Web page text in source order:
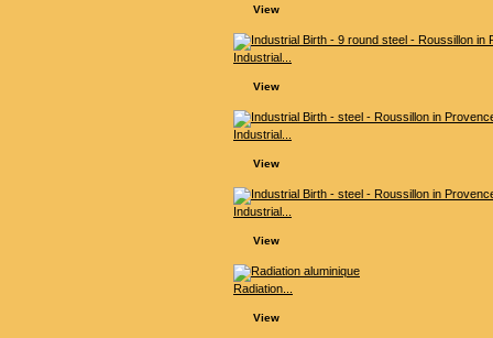
View
Industrial...
View
Industrial...
View
Industrial...
View
Radiation...
View